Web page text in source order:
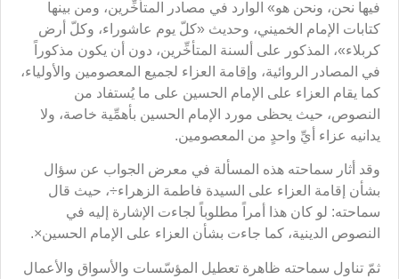
فيها نحن، ونحن هو» الوارد في مصادر المتأخِّرين، ومن بينها
كتابات الإمام الخميني، وحديث «كلّ يوم عاشوراء، وكلّ أرض
كربلاء»، المذكور على ألسنة المتأخِّرين، دون أن يكون مذكوراً
في المصادر الروائية، وإقامة العزاء لجميع المعصومين والأولياء،
كما يقام العزاء على الإمام الحسين على ما يُستفاد من
النصوص، حيث يحظى مورد الإمام الحسين بأهمِّية خاصة، ولا
يدانيه عزاء أيِّ واحدٍ من المعصومين.
وقد أثار سماحته هذه المسألة في معرض الجواب عن سؤال
بشأن إقامة العزاء على السيدة فاطمة الزهراء÷، حيث قال
سماحته: لو كان هذا أمراً مطلوباً لجاءت الإشارة إليه في
النصوص الدينية، كما جاءت بشأن العزاء على الإمام الحسين×.
ثمّ تناول سماحته ظاهرة تعطيل المؤسّسات والأسواق والأعمال